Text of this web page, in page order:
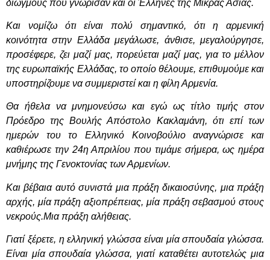
διωγμούς που γνώρισαν και οι Έλληνες της Μικράς Ασίας.
Και νομίζω ότι είναι πολύ σημαντικό, ότι η αρμενική
κοινότητα στην Ελλάδα μεγάλωσε, άνθισε, μεγαλούργησε,
προσέφερε, ζει μαζί μας, πορεύεται μαζί μας, για το μέλλον
της ευρωπαϊκής Ελλάδας, το οποίο θέλουμε, επιθυμούμε και
υποστηρίζουμε να συμμεριστεί και η φίλη Αρμενία.
Θα ήθελα να μνημονεύσω και εγώ ως τίτλο τιμής στον
Πρόεδρο της Βουλής Απόστολο Κακλαμάνη, ότι επί των
ημερών του το Ελληνικό Κοινοβούλιο αναγνώρισε και
καθιέρωσε την 24η Απριλίου που τιμάμε σήμερα, ως ημέρα
μνήμης της Γενοκτονίας των Αρμενίων.
Και βέβαια αυτό συνιστά μια πράξη δικαιοσύνης, μια πράξη
αρχής, μία πράξη αξιοπρέπειας, μία πράξη σεβασμού στους
νεκρούς.Μια πράξη αλήθειας.
Γιατί ξέρετε, η ελληνική γλώσσα είναι μία σπουδαία γλώσσα.
Είναι μία σπουδαία γλώσσα, γιατί καταθέτει αυτοτελώς μια